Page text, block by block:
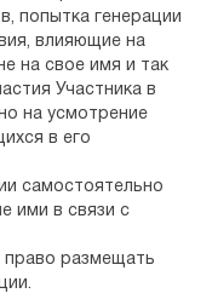
попытка генерации
влияющие на
на свое имя и так
Участника в
на усмотрение
в его
самостоятельно
ими в связи с
право размещать